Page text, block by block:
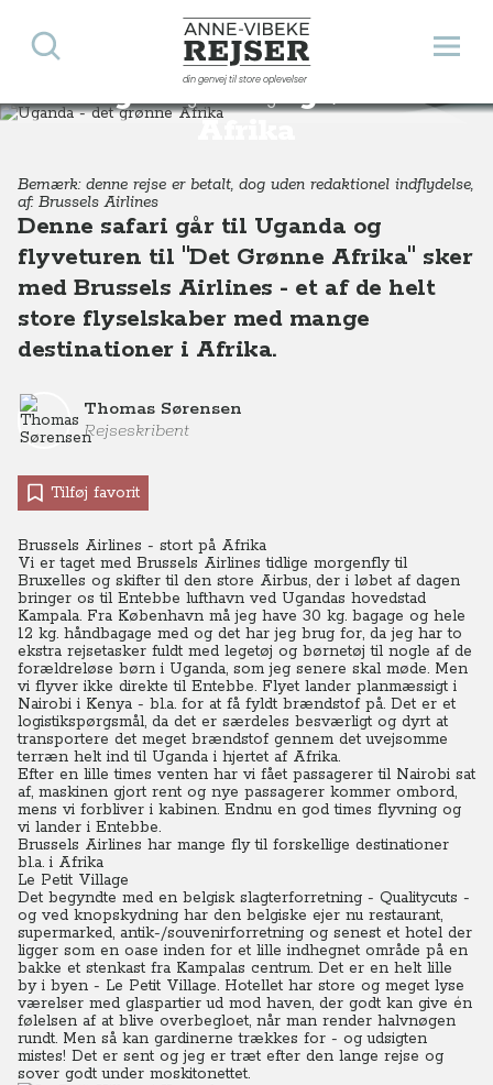
Anne-Vibeke Rejser
din genvej til store oplevelser
Åbn
Søg
Uganda - det grønne
Afrika
Destinationer Afrika Uganda Uganda - Det grønne Afrika
Bemærk: denne rejse er betalt, dog uden redaktionel indflydelse,
af: Brussels Airlines
Denne safari går til Uganda og
flyveturen til "Det Grønne Afrika" sker
med Brussels Airlines - et af de helt
store flyselskaber med mange
destinationer i Afrika.
Thomas Sørensen
Rejseskribent
Tilføj favorit
Brussels Airlines - stort på Afrika
Vi er taget med Brussels Airlines tidlige morgenfly til
Bruxelles og skifter til den store Airbus, der i løbet af dagen
bringer os til Entebbe lufthavn ved Ugandas hovedstad
Kampala. Fra København må jeg have 30 kg. bagage og hele
12 kg. håndbagage med og det har jeg brug for, da jeg har to
ekstra rejsetasker fuldt med legetøj og børnetøj til nogle af de
forældreløse børn i Uganda, som jeg senere skal møde. Men
vi flyver ikke direkte til Entebbe. Flyet lander planmæssigt i
Nairobi i Kenya - bl.a. for at få fyldt brændstof på. Det er et
logistikspørgsmål, da det er særdeles besværligt og dyrt at
transportere det meget brændstof gennem det uvejsomme
terræn helt ind til Uganda i hjertet af Afrika.
Efter en lille times venten har vi fået passagerer til Nairobi sat
af, maskinen gjort rent og nye passagerer kommer ombord,
mens vi forbliver i kabinen. Endnu en god times flyvning og
vi lander i Entebbe.
Brussels Airlines har mange fly til forskellige destinationer
bl.a. i Afrika
Le Petit Village
Det begyndte med en belgisk slagterforretning - Qualitycuts -
og ved knopskydning har den belgiske ejer nu restaurant,
supermarked, antik-/souvenirforretning og senest et hotel der
ligger som en oase inden for et lille indhegnet område på en
bakke et stenkast fra Kampalas centrum. Det er en helt lille
by i byen - Le Petit Village. Hotellet har store og meget lyse
værelser med glaspartier ud mod haven, der godt kan give én
følelsen af at blive overbegloet, når man render halvnøgen
rundt. Men så kan gardinerne trækkes for - og udsigten
mistes! Det er sent og jeg er træt efter den lange rejse og
sover godt under moskitonettet.